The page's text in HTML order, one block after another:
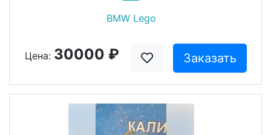
BMW Lego
Цена: 30000 ₽ Заказать